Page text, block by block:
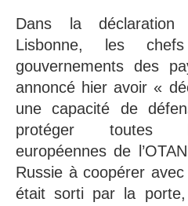
Dans la
Lisbonne, les
gouvernements des
annoncé hier avoir «
une capacité de
protéger toutes
européennes de
Russie à coopérer
était sorti par la